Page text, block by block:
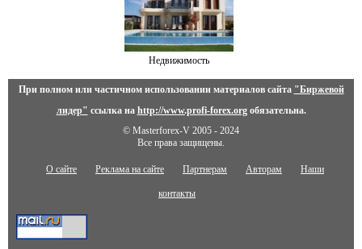
Недвижимость
При полном или частичном использовании материалов сайта "Биржевой
лидер" ссылка на http://www.profi-forex.orgобязательна.
© Masterforex-V 2005 - 2024
Все права защищены.
О сайте Реклама на сайте Партнерам Авторам Наши
контакты